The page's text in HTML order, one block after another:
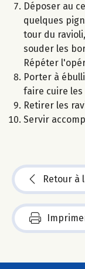
Déposer au
quelques
tour du
souder les
Répéter
Porter à
faire cuire les
Retirer les
Servir
Retour à